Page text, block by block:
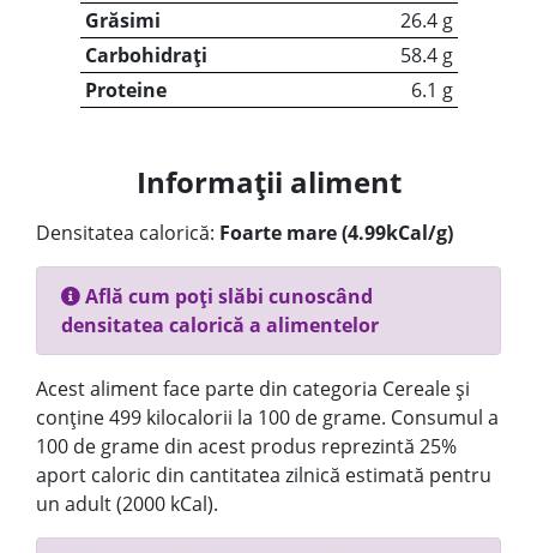
Grăsimi
26.4 g
Carbohidrați
58.4 g
Proteine
6.1 g
Informații aliment
Densitatea calorică: Foarte mare (4.99kCal/g)
Află cum poți slăbi cunoscând
densitatea calorică a alimentelor
Acest aliment face parte din categoria Cereale și
conține 499 kilocalorii la 100 de grame. Consumul a
100 de grame din acest produs reprezintă 25%
aport caloric din cantitatea zilnică estimată pentru
un adult (2000 kCal).